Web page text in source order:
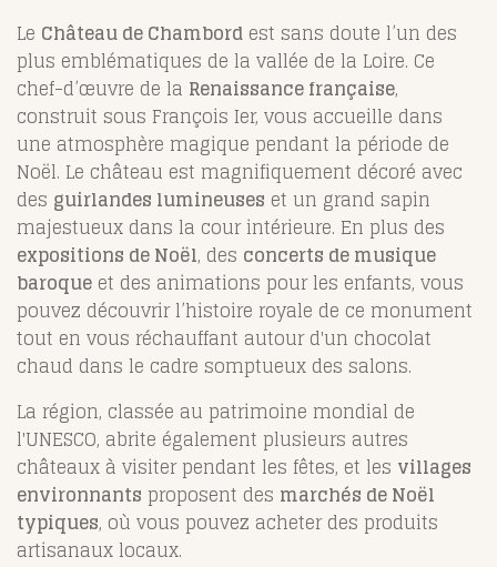
Le Château de Chambord est sans doute l’un des
plus emblématiques de la vallée de la Loire. Ce
chef-d’œuvre de la Renaissance française,
construit sous François Ier, vous accueille dans
une atmosphère magique pendant la période de
Noël. Le château est magnifiquement décoré avec
des guirlandes lumineuses et un grand sapin
majestueux dans la cour intérieure. En plus des
expositions de Noël, des concerts de musique
baroque et des animations pour les enfants, vous
pouvez découvrir l’histoire royale de ce monument
tout en vous réchauffant autour d'un chocolat
chaud dans le cadre somptueux des salons.
La région, classée au patrimoine mondial de
l'UNESCO, abrite également plusieurs autres
châteaux à visiter pendant les fêtes, et les villages
environnants proposent des marchés de Noël
typiques, où vous pouvez acheter des produits
artisanaux locaux.